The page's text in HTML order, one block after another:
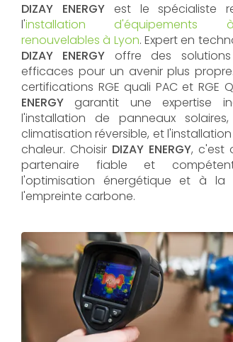
DIZAY ENERGY est le spécialiste
l'installation d'équipements
renouvelables à Lyon. Expert en
DIZAY ENERGY offre des
efficaces pour un avenir plus
certifications RGE quali PAC et RGE
ENERGY garantit une expertise
l'installation de panneaux
climatisation réversible, et
chaleur. Choisir DIZAY ENERGY, c'est
partenaire fiable et
l'optimisation énergétique et à la
l'empreinte carbone.